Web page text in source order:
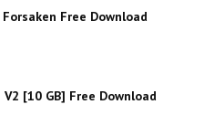
Free Download
[10 GB] Free Download
โลกโปเก